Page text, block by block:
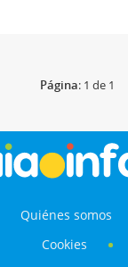
Página: 1 de 1
Quiénes somos
Cookies